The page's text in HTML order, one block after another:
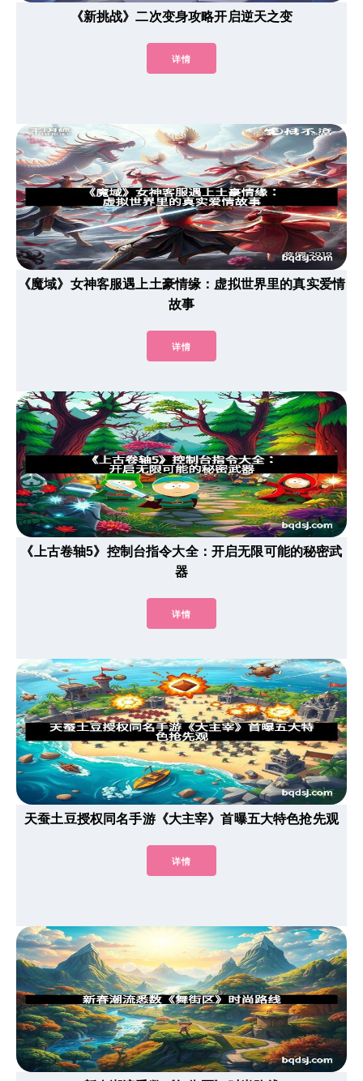
《新挑战》二次变身攻略开启逆天之变
详情
《魔域》女神客服遇上土豪情缘：虚拟世界里的真实爱情
故事
详情
《上古卷轴5》控制台指令大全：开启无限可能的秘密武
器
详情
天蚕土豆授权同名手游《大主宰》首曝五大特色抢先观
详情